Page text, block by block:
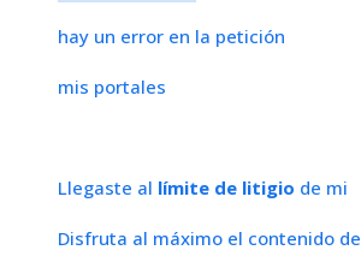
hay un error en la petición
mis portales
Llegaste al límite de litigio de mi
Disfruta al máximo el contenido de